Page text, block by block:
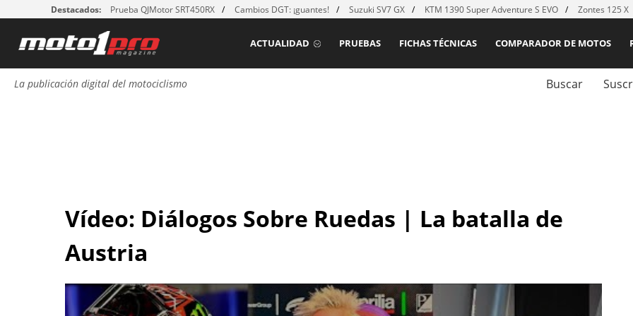
Destacados: Prueba QJMotor SRT450RX Cambios DGT: ¡guantes! Suzuki SV7 GX KTM 1390 Super Adventure S EVO Zontes 125 X
COMPARADOR DE MOTOS
FICHAS TÉCNICAS
PRUEBAS
ACTUALIDAD
La publicación digital del motociclismo Buscar
Vídeo: Diálogos Sobre Ruedas | La batalla de
Austria